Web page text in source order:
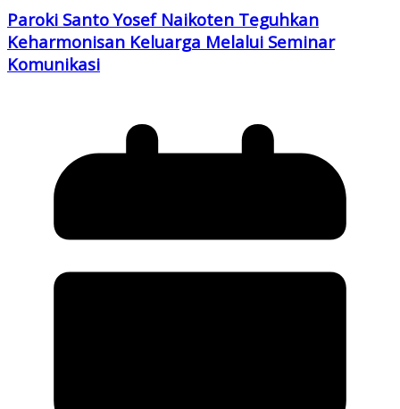
Paroki Santo Yosef Naikoten Teguhkan
Keharmonisan Keluarga Melalui Seminar
Komunikasi